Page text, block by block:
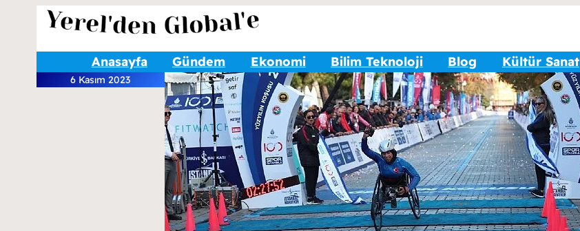
Anasayfa Gündem Ekonomi Bilim Teknoloji Blog Kültür Sanat
6 Kasım 2023